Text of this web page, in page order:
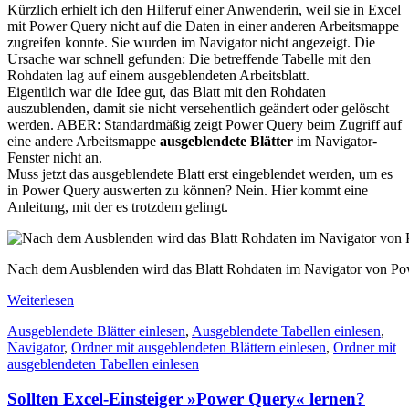
Kürzlich erhielt ich den Hilferuf einer Anwenderin, weil sie in Excel
mit Power Query nicht auf die Daten in einer anderen Arbeitsmappe
zugreifen konnte. Sie wurden im Navigator nicht angezeigt. Die
Ursache war schnell gefunden: Die betreffende Tabelle mit den
Rohdaten lag auf einem ausgeblendeten Arbeitsblatt.
Eigentlich war die Idee gut, das Blatt mit den Rohdaten
auszublenden, damit sie nicht versehentlich geändert oder gelöscht
werden. ABER: Standardmäßig zeigt Power Query beim Zugriff auf
eine andere Arbeitsmappe ausgeblendete Blätter im Navigator-
Fenster nicht an.
Muss jetzt das ausgeblendete Blatt erst eingeblendet werden, um es
in Power Query auswerten zu können? Nein. Hier kommt eine
Anleitung, mit der es trotzdem gelingt.
Nach dem Ausblenden wird das Blatt Rohdaten im Navigator von
Weiterlesen
Ausgeblendete Blätter einlesen, Ausgeblendete Tabellen einlesen,
Navigator, Ordner mit ausgeblendeten Blättern einlesen, Ordner mit
ausgeblendeten Tabellen einlesen
Sollten Excel-Einsteiger »Power Query« lernen?